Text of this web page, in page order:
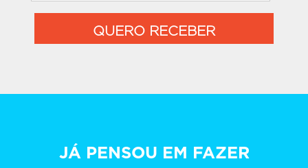
QUERO RECEBER
JÁ PENSOU EM FAZER